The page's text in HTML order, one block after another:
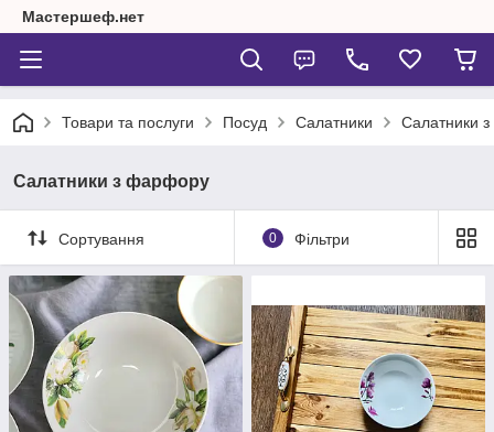
Мастершеф.нет
Товари та послуги Посуд Салатники Салатники
Салатники з фарфору
Сортування 0 Фільтри